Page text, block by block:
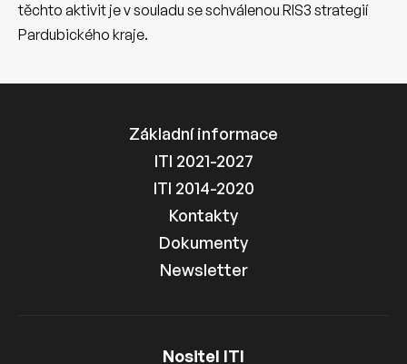
těchto aktivit je v souladu se schválenou RIS3 strategií
Pardubického kraje.
Základní informace
ITI 2021-2027
ITI 2014-2020
Kontakty
Dokumenty
Newsletter
Nositel ITI